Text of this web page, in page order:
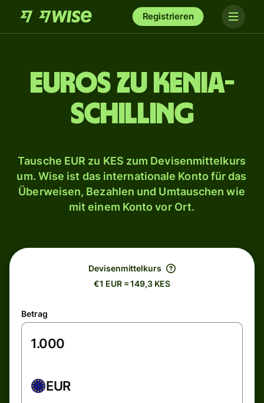
Registrieren
Euros zu Kenia-
Schilling
Tausche EUR zu KES zum Devisenmittelkurs
um. Wise ist das internationale Konto für das
Überweisen, Bezahlen und Umtauschen wie
mit einem Konto vor Ort.
Devisenmittelkurs
€1 EUR = 149,3 KES
Betrag
EUR